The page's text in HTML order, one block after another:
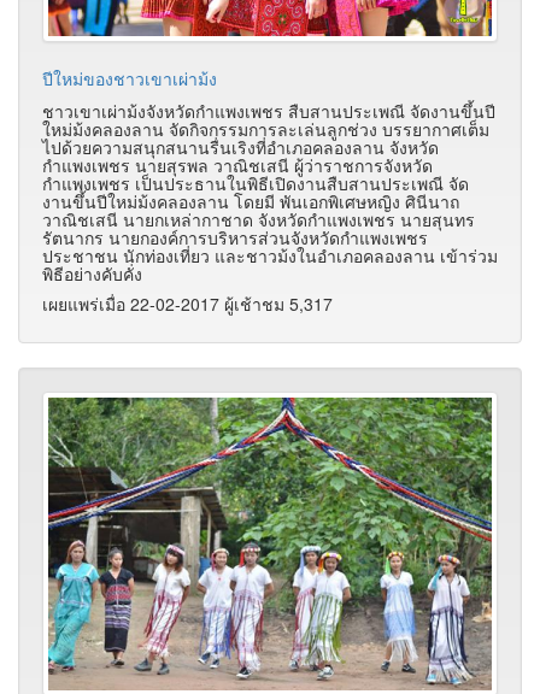
ปีใหม่ของชาวเขาเผ่าม้ง
ชาวเขาเผ่าม้งจังหวัดกำแพงเพชร สืบสานประเพณี จัดงานขึ้นปี
ใหม่ม้งคลองลาน จัดกิจกรรมการละเล่นลูกช่วง บรรยากาศเต็ม
ไปด้วยความสนุกสนานรื่นเริงที่อำเภอคลองลาน จังหวัด
กำแพงเพชร นายสุรพล วาณิชเสนี ผู้ว่าราชการจังหวัด
กำแพงเพชร เป็นประธานในพิธีเปิดงานสืบสานประเพณี จัด
งานขึ้นปีใหม่ม้งคลองลาน โดยมี พันเอกพิเศษหญิง ศินีนาถ
วาณิชเสนี นายกเหล่ากาชาด จังหวัดกำแพงเพชร นายสุนทร
รัตนากร นายกองค์การบริหารส่วนจังหวัดกำแพงเพชร
ประชาชน นักท่องเที่ยว และชาวม้งในอำเภอคลองลาน เข้าร่วม
พิธีอย่างคับคั่ง
เผยแพร่เมื่อ 22-02-2017 ผู้เช้าชม 5,317